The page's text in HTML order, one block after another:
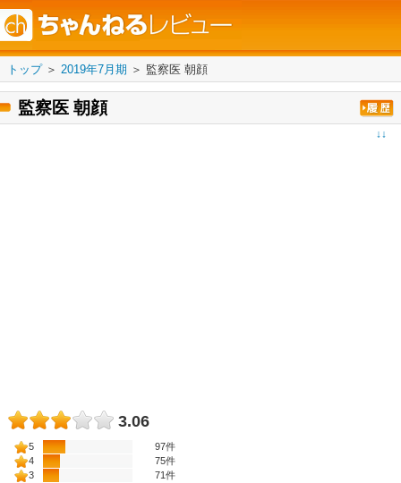
トップ＞ 2019年7月期 ＞ 監察医 朝顔
監察医 朝顔
↓↓
3.06
5
97件
4
75件
3
71件